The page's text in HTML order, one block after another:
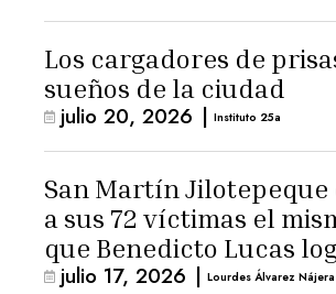
Los cargadores de
sueños de la ciudad
julio 20, 2026 | Instituto 25a
San Martín
a sus 72 víctimas el
que Benedicto Lucas
arresto domiciliario
julio 17, 2026 | Lourdes Álvarez Nájera